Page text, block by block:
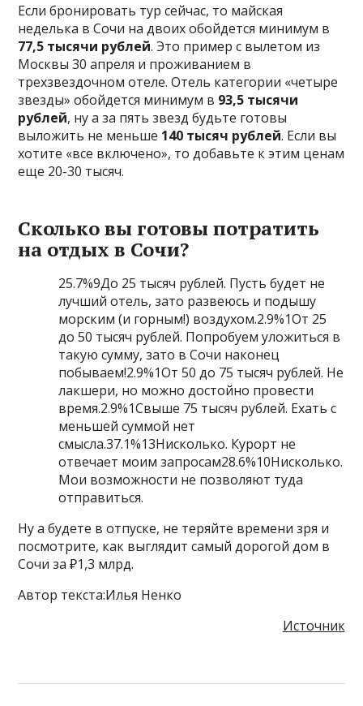
Если бронировать тур сейчас, то майская
неделька в Сочи на двоих обойдется минимум в
77,5 тысячи рублей. Это пример с вылетом из
Москвы 30 апреля и проживанием в
трехзвездочном отеле. Отель категории «четыре
звезды» обойдется минимум в 93,5 тысячи
рублей, ну а за пять звезд будьте готовы
выложить не меньше 140 тысяч рублей. Если вы
хотите «все включено», то добавьте к этим ценам
еще 20-30 тысяч.
Сколько вы готовы потратить
на отдых в Сочи?
25.7%9До 25 тысяч рублей. Пусть будет не
лучший отель, зато развеюсь и подышу
морским (и горным!) воздухом.2.9%1От 25
до 50 тысяч рублей. Попробуем уложиться в
такую сумму, зато в Сочи наконец
побываем!2.9%1От 50 до 75 тысяч рублей. Не
лакшери, но можно достойно провести
время.2.9%1Свыше 75 тысяч рублей. Ехать с
меньшей суммой нет
смысла.37.1%13Нисколько. Курорт не
отвечает моим запросам28.6%10Нисколько.
Мои возможности не позволяют туда
отправиться.
Ну а будете в отпуске, не теряйте времени зря и
посмотрите, как выглядит самый дорогой дом в
Сочи за ₽1,3 млрд.
Автор текста:Илья Ненко
Источник